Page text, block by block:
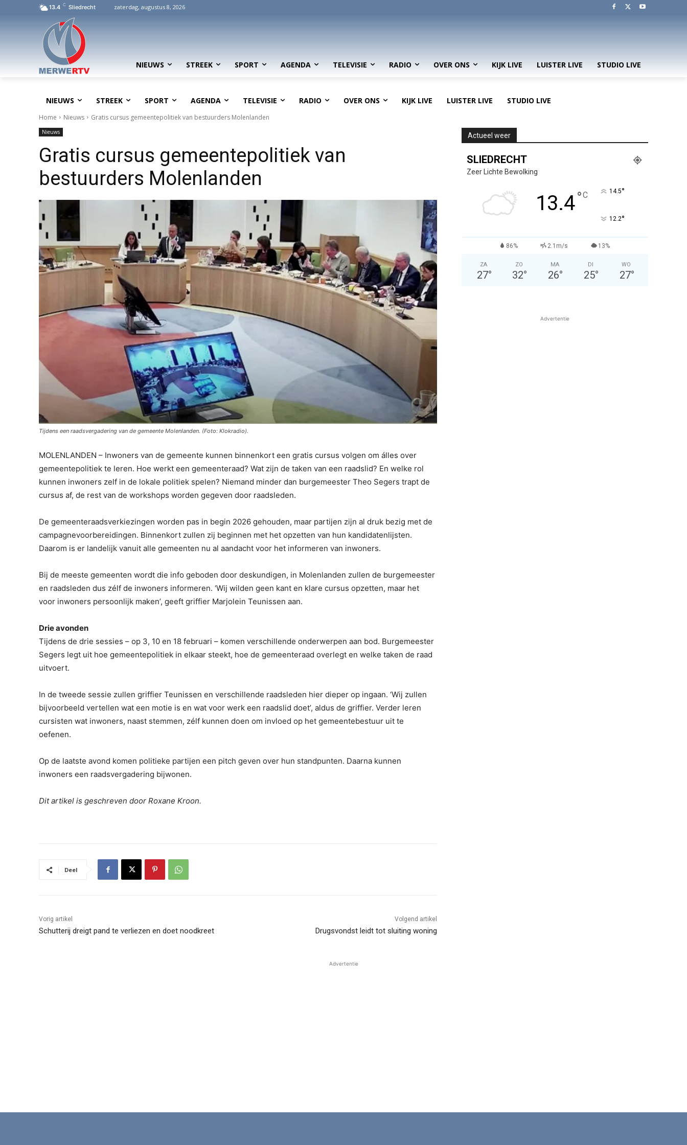
13.4 C Sliedrecht zaterdag, augustus 8, 2026
NIEUWS STREEK SPORT AGENDA TELEVISIE RADIO OVER ONS KIJK LIVE LUISTER LIVE STUDIO LIVE
NIEUWS STREEK SPORT AGENDA TELEVISIE RADIO OVER ONS KIJK LIVE LUISTER LIVE STUDIO LIVE
Home Nieuws Gratis cursus gemeentepolitiek van bestuurders Molenlanden
Nieuws
Gratis cursus gemeentepolitiek van
bestuurders Molenlanden
Tijdens een raadsvergadering van de gemeente Molenlanden. (Foto: Klokradio).
MOLENLANDEN – Inwoners van de gemeente kunnen binnenkort een gratis cursus volgen om álles over
gemeentepolitiek te leren. Hoe werkt een gemeenteraad? Wat zijn de taken van een raadslid? En welke rol
kunnen inwoners zelf in de lokale politiek spelen? Niemand minder dan burgemeester Theo Segers trapt de
cursus af, de rest van de workshops worden gegeven door raadsleden.
De gemeenteraadsverkiezingen worden pas in begin 2026 gehouden, maar partijen zijn al druk bezig met de
campagnevoorbereidingen. Binnenkort zullen zij beginnen met het opzetten van hun kandidatenlijsten.
Daarom is er landelijk vanuit alle gemeenten nu al aandacht voor het informeren van inwoners.
Bij de meeste gemeenten wordt die info geboden door deskundigen, in Molenlanden zullen de burgemeester
en raadsleden dus zélf de inwoners informeren. ‘Wij wilden geen kant en klare cursus opzetten, maar het
voor inwoners persoonlijk maken’, geeft griffier Marjolein Teunissen aan.
Drie avonden
Tijdens de drie sessies – op 3, 10 en 18 februari – komen verschillende onderwerpen aan bod. Burgemeester
Segers legt uit hoe gemeentepolitiek in elkaar steekt, hoe de gemeenteraad overlegt en welke taken de raad
uitvoert.
In de tweede sessie zullen griffier Teunissen en verschillende raadsleden hier dieper op ingaan. ‘Wij zullen
bijvoorbeeld vertellen wat een motie is en wat voor werk een raadslid doet’, aldus de griffier. Verder leren
cursisten wat inwoners, naast stemmen, zélf kunnen doen om invloed op het gemeentebestuur uit te
oefenen.
Op de laatste avond komen politieke partijen een pitch geven over hun standpunten. Daarna kunnen
inwoners een raadsvergadering bijwonen.
Dit artikel is geschreven door Roxane Kroon.
Deel
Vorig artikel
Schutterij dreigt pand te verliezen en doet noodkreet
Volgend artikel
Drugsvondst leidt tot sluiting woning
Actueel weer
SLIEDRECHT
Zeer Lichte Bewolking
13.4°C 14.5°
12.2°
86% 2.1m/s 13%
ZA
27°
ZO
32°
MA
26°
DI
25°
WO
27°
Advertentie
Advertentie